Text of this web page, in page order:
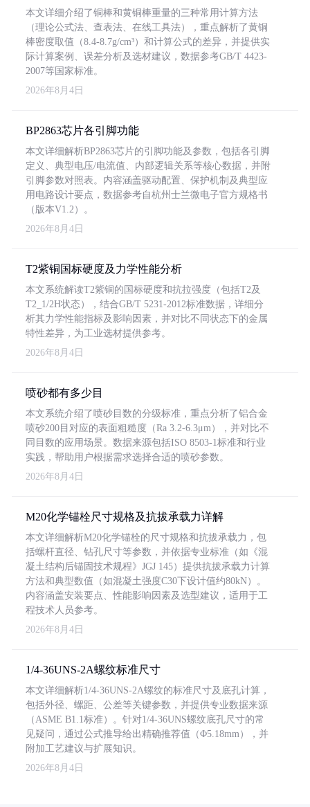
本文详细介绍了铜棒和黄铜棒重量的三种常用计算方法
（理论公式法、查表法、在线工具法），重点解析了黄铜
棒密度取值（8.4-8.7g/cm³）和计算公式的差异，并提供实
际计算案例、误差分析及选材建议，数据参考GB/T 4423-
2007等国家标准。
2026年8月4日
BP2863芯片各引脚功能
本文详细解析BP2863芯片的引脚功能及参数，包括各引脚
定义、典型电压/电流值、内部逻辑关系等核心数据，并附
引脚参数对照表。内容涵盖驱动配置、保护机制及典型应
用电路设计要点，数据参考自杭州士兰微电子官方规格书
（版本V1.2）。
2026年8月4日
T2紫铜国标硬度及力学性能分析
本文系统解读T2紫铜的国标硬度和抗拉强度（包括T2及
T2_1/2H状态），结合GB/T 5231-2012标准数据，详细分
析其力学性能指标及影响因素，并对比不同状态下的金属
特性差异，为工业选材提供参考。
2026年8月4日
喷砂都有多少目
本文系统介绍了喷砂目数的分级标准，重点分析了铝合金
喷砂200目对应的表面粗糙度（Ra 3.2-6.3μm），并对比不
同目数的应用场景。数据来源包括ISO 8503-1标准和行业
实践，帮助用户根据需求选择合适的喷砂参数。
2026年8月4日
M20化学锚栓尺寸规格及抗拔承载力详解
本文详细解析M20化学锚栓的尺寸规格和抗拔承载力，包
括螺杆直径、钻孔尺寸等参数，并依据专业标准（如《混
凝土结构后锚固技术规程》JGJ 145）提供抗拔承载力计算
方法和典型数值（如混凝土强度C30下设计值约80kN）。
内容涵盖安装要点、性能影响因素及选型建议，适用于工
程技术人员参考。
2026年8月4日
1/4-36UNS-2A螺纹标准尺寸
本文详细解析1/4-36UNS-2A螺纹的标准尺寸及底孔计算，
包括外径、螺距、公差等关键参数，并提供专业数据来源
（ASME B1.1标准）。针对1/4-36UNS螺纹底孔尺寸的常
见疑问，通过公式推导给出精确推荐值（Φ5.18mm），并
附加工艺建议与扩展知识。
2026年8月4日